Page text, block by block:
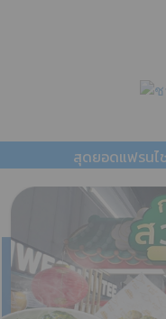
สุดยอดแฟรนไ